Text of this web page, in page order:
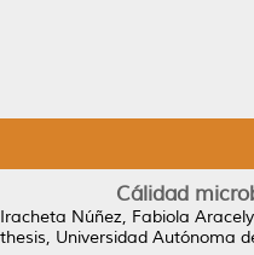
Cálidad
Iracheta Núñez, Fabiola Aracely
thesis, Universidad Autónoma